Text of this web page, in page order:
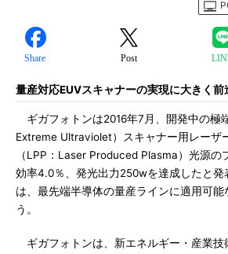
Share Post
量産対応EUVスキャナーの実現に大きく前
ギガフォトンは2016年7月、開発中の極
Extreme Ultraviolet）スキャナー用レーザ
（LPP：Laser Produced Plasma）光源の
効率4.0％、発光出力250wを達成したと発
は、最先端半導体の量産ラインに適用可
う。
ギガフォトンは、新エネルギー・産業技